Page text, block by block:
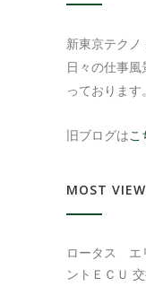
新東京テクノ
日々の仕事
っております。
旧ブログはこ
MOST
ロータス エ
ントＥＣＵ